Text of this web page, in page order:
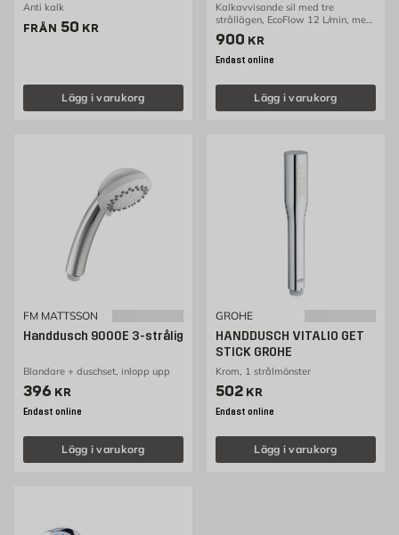
Anti kalk
FRÅN Pris 50 kr
50 KR
Lägg i varukorg
Kalkavvisande sil med tre
strållägen, EcoFlow 12 L/min, med
babyduschfunktion
Pris 900 kr
900 KR
Endast online
Lägg i varukorg
FM MATTSSON
Handdusch 9000E 3-strålig
Blandare + duschset, inlopp upp
Pris 396 kr
396 KR
Endast online
Lägg i varukorg
GROHE
HANDDUSCH VITALIO GET
STICK GROHE
Krom, 1 strålmönster
Pris 502 kr
502 KR
Endast online
Lägg i varukorg